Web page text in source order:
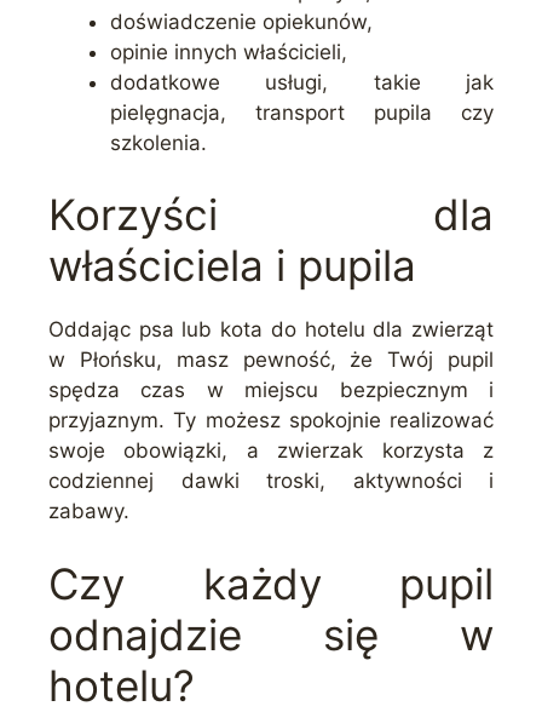
doświadczenie opiekunów,
opinie innych właścicieli,
dodatkowe usługi, takie jak
pielęgnacja, transport pupila czy
szkolenia.
Korzyści dla
właściciela i pupila
Oddając psa lub kota do hotelu dla zwierząt
w Płońsku, masz pewność, że Twój pupil
spędza czas w miejscu bezpiecznym i
przyjaznym. Ty możesz spokojnie realizować
swoje obowiązki, a zwierzak korzysta z
codziennej dawki troski, aktywności i
zabawy.
Czy każdy pupil
odnajdzie się w
hotelu?